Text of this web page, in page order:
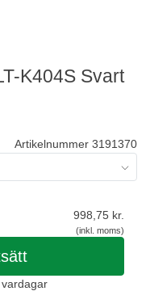
Artikelnummer 3191370
998,75 kr.
(inkl. moms)
K404S Svart